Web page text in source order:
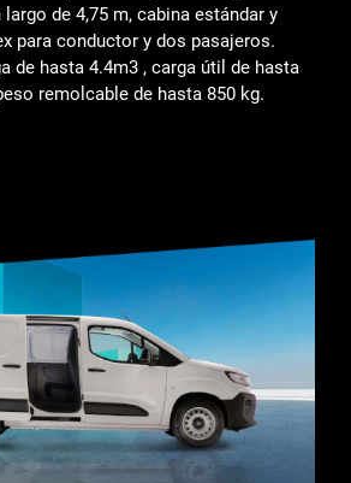
de 4,75 m, cabina estándar y
para conductor y dos pasajeros.
de hasta 4.4m3 , carga útil de hasta
remolcable de hasta 850 kg.